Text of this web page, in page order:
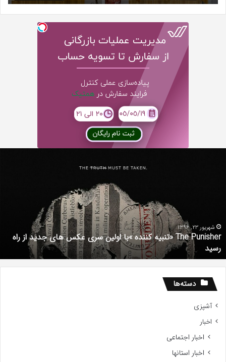
شهریور 23, 1396
The Punisher «تنبیه کننده »با اولین سری عکس های جدید از راه
دسته‌ها
آشپزی
اخبار
اخبار اجتماعی
اخبار استانها